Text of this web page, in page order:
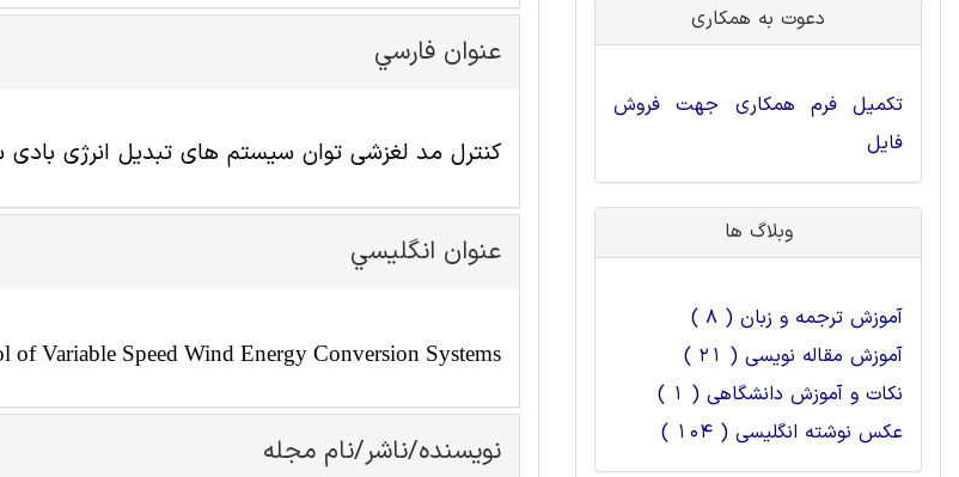
عنوان فارسي
کنترل مد لغزشی توان سیستم های تبدیل انرژی
عنوان انگليسي
Variable Speed Wind Energy Conversion Systems
نویسنده/ناشر/نام مجله
دعوت به همکاری
تکمیل فرم همکاری جهت فروش
فایل
وبلاگ ها
آموزش ترجمه و زبان ( 8 )
آموزش مقاله نویسی ( 21 )
نکات و آموزش دانشگاهی ( 1 )
عکس نوشته انگلیسی ( 104 )